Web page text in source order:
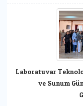
Laboratuvar
ve Sunum